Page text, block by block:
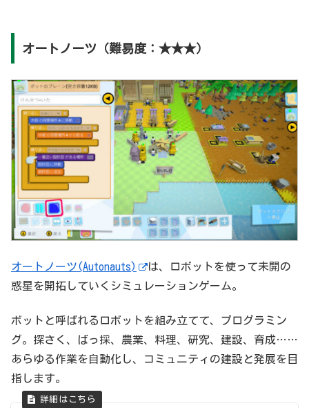
オートノーツ（難易度：★★★）
オートノーツ(Autonauts)
は、ロボットを使って未開の
惑星を開拓していくシミュレーションゲーム。
ボットと呼ばれるロボットを組み立てて、プログラミン
グ。探さく、ばっ採、農業、料理、研究、建設、育成……
あらゆる作業を自動化し、コミュニティの建設と発展を目
指します。